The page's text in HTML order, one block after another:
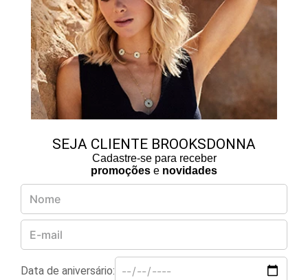
SEJA CLIENTE BROOKSDONNA
Cadastre-se para receber
promoções e novidades
Data de aniversário: